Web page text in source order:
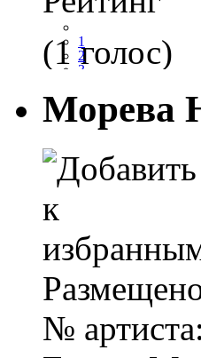
1
2
3
(1 голос)
Морева
№ артиста: